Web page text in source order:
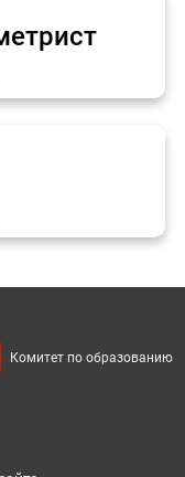
Комитет по образованию